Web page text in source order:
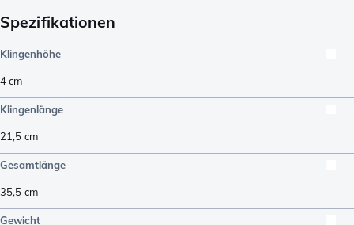
Spezifikationen
Klingenhöhe
4cm
Klingenlänge
21,5 cm
Gesamtlänge
35,5 cm
Gewicht